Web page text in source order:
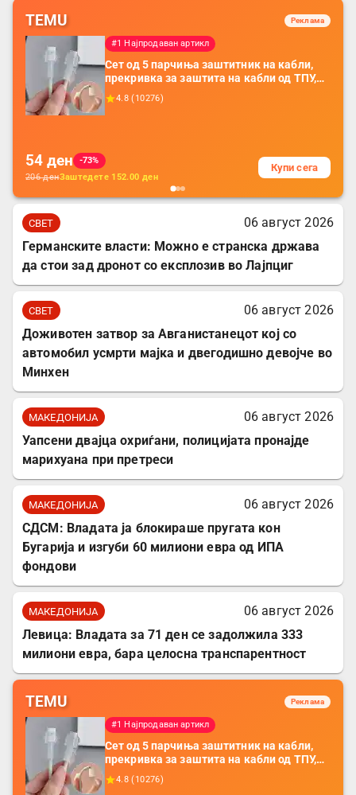
TEMU Реклама
#1 Најпродаван артикл
Сет од 5 парчиња заштитник на кабли,
прекривка за заштита на кабли од ТПУ,
додатоци за заштита на кабли, без
батерија, за мобилни телефони, комплет
4.8 ( 10276)
54 ден
-73%
206денЗаштедете 152.00 ден
Купи сега
СВЕТ
06 август 2026
Германските власти: Можно е странска држава
да стои зад дронот со експлозив во Лајпциг
СВЕТ
06 август 2026
Доживотен затвор за Авганистанецот кој со
автомобил усмрти мајка и двегодишно девојче во
Минхен
МАКЕДОНИЈА
06 август 2026
Уапсени двајца охриѓани, полицијата пронајде
марихуана при претреси
МАКЕДОНИЈА
06 август 2026
СДСМ: Владата ја блокираше пругата кон
Бугарија и изгуби 60 милиони евра од ИПА
фондови
МАКЕДОНИЈА
06 август 2026
Левица: Владата за 71 ден се задолжила 333
милиони евра, бара целосна транспарентност
TEMU Реклама
#1 Најпродаван артикл
Сет од 5 парчиња заштитник на кабли,
прекривка за заштита на кабли од ТПУ,
додатоци за заштита на кабли, без
батерија, за мобилни телефони, комплет
4.8 ( 10276)